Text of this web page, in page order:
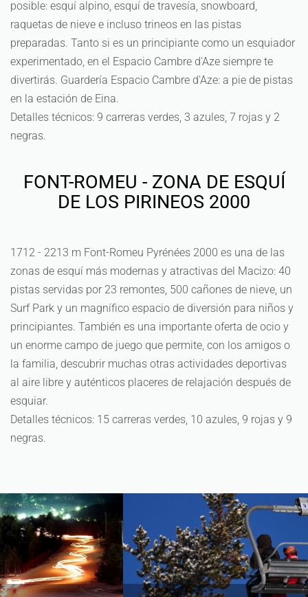
posible: esquí alpino, esquí de travesía, snowboard,
raquetas de nieve e incluso trineos en las pistas
preparadas. Tanto si es un principiante como un esquiador
experimentado, en el Espacio Cambre d'Aze siempre te
divertirás. Guardería Espacio Cambre d'Aze: a pie de pistas
en la estación de Eina.
Detalles técnicos: 9 carreras verdes, 3 azules, 7 rojas y 2
negras.
FONT-ROMEU - ZONA DE ESQUÍ
DE LOS PIRINEOS 2000
1712 - 2213 m Font-Romeu Pyrénées 2000 es una de las
zonas de esquí más modernas y atractivas del Macizo: 40
pistas servidas por 23 remontes, 500 cañones de nieve, un
Surf Park y un magnífico espacio de diversión para niños y
principiantes. También es una importante oferta de ocio y
un enorme campo de juego que permite, con los amigos o
la familia, descubrir muchas otras actividades deportivas
al aire libre y auténticos placeres de relajación después de
esquiar.
Detalles técnicos: 15 carreras verdes, 10 azules, 9 rojas y 9
negras.